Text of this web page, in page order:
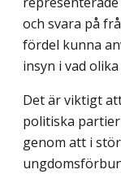
och svara på
fördel kunna
insyn i vad
Det är viktigt
politiska
genom att i